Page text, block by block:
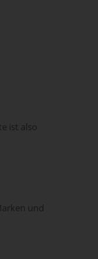
ist also
und